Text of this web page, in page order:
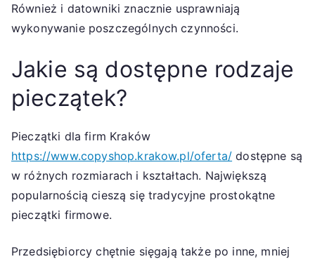
Również i datowniki znacznie usprawniają
wykonywanie poszczególnych czynności.
Jakie są dostępne rodzaje
pieczątek?
Pieczątki dla firm Kraków
https://www.copyshop.krakow.pl/oferta/ dostępne są
w różnych rozmiarach i kształtach. Największą
popularnością cieszą się tradycyjne prostokątne
pieczątki firmowe.
Przedsiębiorcy chętnie sięgają także po inne, mniej